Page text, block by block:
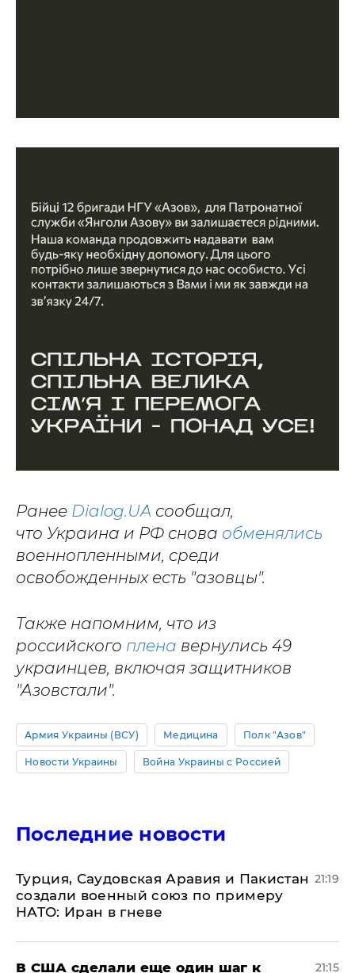
Ранее Dialog.UA сообщал,
что Украина и РФ снова обменялись
военнопленными, среди
освобожденных есть "азовцы".
Также напомним, что из
российского плена вернулись 49
украинцев, включая защитников
"Азовстали".
Армия Украины (ВСУ) Медицина Полк "Азов"
Новости Украины Война Украины с Россией
Последние новости
Турция, Саудовская Аравия и Пакистан
создали военный союз по примеру
НАТО: Иран в гневе
21:19
В США сделали еще один шаг к 21:15